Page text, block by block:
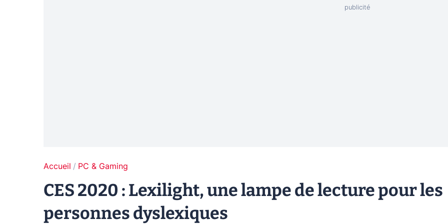
Accueil PC & Gaming
CES 2020 : Lexilight, une lampe de lecture pour les
personnes dyslexiques